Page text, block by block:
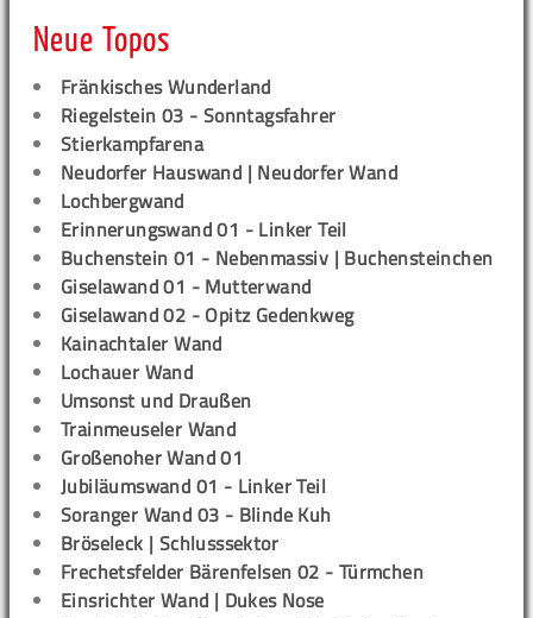
Neue Topos
Fränkisches Wunderland
Riegelstein 03 - Sonntagsfahrer
Stierkampfarena
Neudorfer Hauswand | Neudorfer Wand
Lochbergwand
Erinnerungswand 01 - Linker Teil
Buchenstein 01 - Nebenmassiv | Buchensteinchen
Giselawand 01 - Mutterwand
Giselawand 02 - Opitz Gedenkweg
Kainachtaler Wand
Lochauer Wand
Umsonst und Draußen
Trainmeuseler Wand
Großenoher Wand 01
Jubiläumswand 01 - Linker Teil
Soranger Wand 03 - Blinde Kuh
Bröseleck | Schlusssektor
Frechetsfelder Bärenfelsen 02 - Türmchen
Einsrichter Wand | Dukes Nose